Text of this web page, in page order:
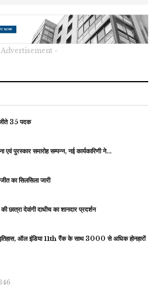
-
जीते 35 पदक
पुरस्कार समारोह सम्पन्न, नई कार्यकारिणी ने…
का सिलसिला जारी
देवांगी दाधीच का शानदार प्रदर्शन
ऑल इंडिया 11th रैंक के साथ 3000 से अधिक होनहारों